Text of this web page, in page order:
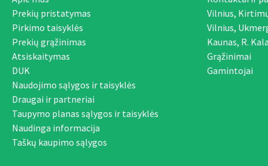
Prekių pristatymas
Pirkimo taisyklės
Prekių grąžinimas
Atsiskaitymas
DUK
Naudojimo sąlygos ir taisyklės
Draugai ir partneriai
Taupymo planas sąlygos ir taisyklės
Naudinga informacija
Taškų kaupimo sąlygos
Vilnius,
Vilnius,
Kaunas, R.
Grąžinimai
Gamintojai